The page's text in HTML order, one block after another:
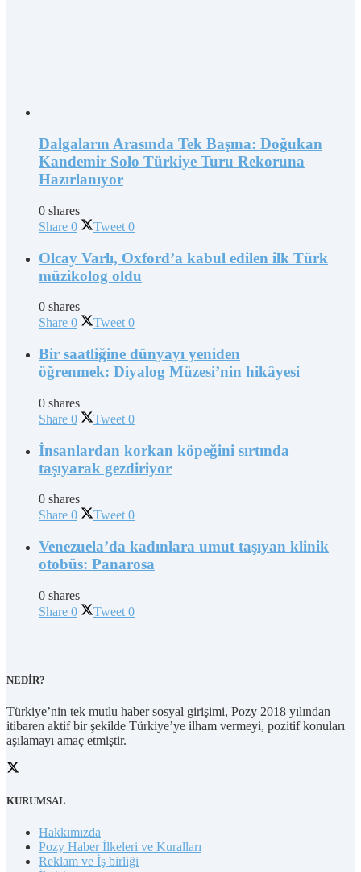
Dalgaların Arasında Tek Başına: Doğukan
Kandemir Solo Türkiye Turu Rekoruna
Hazırlanıyor
0 shares
Share 0 Tweet 0
Olcay Varlı, Oxford’a kabul edilen ilk Türk
müzikolog oldu
0 shares
Share 0 Tweet 0
Bir saatliğine dünyayı yeniden
öğrenmek: Diyalog Müzesi’nin hikâyesi
0 shares
Share 0 Tweet 0
İnsanlardan korkan köpeğini sırtında
taşıyarak gezdiriyor
0 shares
Share 0 Tweet 0
Venezuela’da kadınlara umut taşıyan klinik
otobüs: Panarosa
0 shares
Share 0 Tweet 0
NEDİR?
Türkiye’nin tek mutlu haber sosyal girişimi, Pozy 2018 yılından
itibaren aktif bir şekilde Türkiye’ye ilham vermeyi, pozitif konuları
aşılamayı amaç etmiştir.
KURUMSAL
Hakkımızda
Pozy Haber İlkeleri ve Kuralları
Reklam ve İş birliği